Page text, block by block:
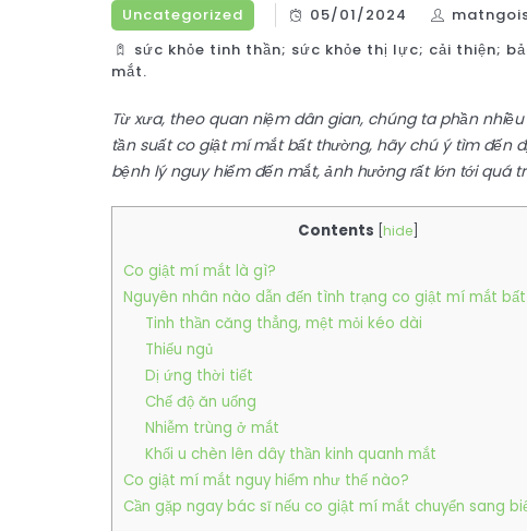
Uncategorized 05/01/2024
sức khỏe tinh thần; sức khỏe thị lực; cải thiện;
mắt.
Từ xưa, theo quan niệm dân gian, chúng ta phần
tần suất co giật mí mắt bất thường, hãy chú ý tìm đến
bệnh lý nguy hiểm đến mắt, ảnh hưởng rất lớn tới quá
Contents hide
Co giật mí mắt là gì?
Nguyên nhân nào dẫn đến tình trạng co giật mí mắt
Tinh thần căng thẳng, mệt mỏi kéo dài
Thiếu ngủ
Dị ứng thời tiết
Chế độ ăn uống
Nhiễm trùng ở mắt
Khối u chèn lên dây thần kinh quanh mắt
Co giật mí mắt nguy hiểm như thế nào?
Cần gặp ngay bác sĩ nếu co giật mí mắt chuyển sang